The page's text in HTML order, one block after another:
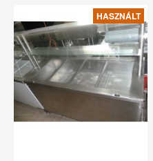
HASZNÁLT